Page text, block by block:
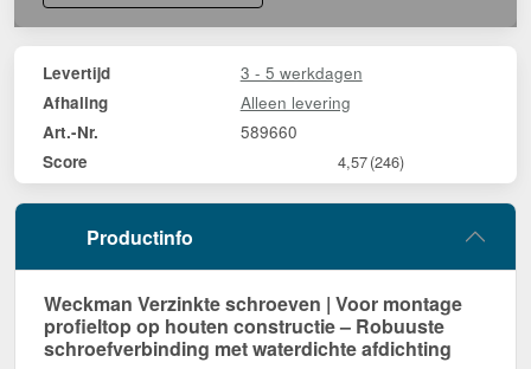
Levertijd 3 - 5 werkdagen
Afhaling Alleen levering
Art.-Nr. 589660
Score 4,57(246)
Productinfo
Weckman Verzinkte schroeven | Voor montage
profieltop op houten constructie – Robuuste
schroefverbinding met waterdichte afdichting